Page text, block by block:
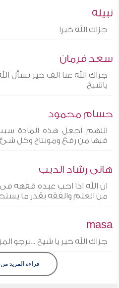
نبيله
جزاك الله خيرا
سعد فرمان
جزاك الله عنا الف خير نسأل
ياشيخ
حسام محمود
اللهم اجعل هذه المادة
فيها من رفع ومونتاج وكل شئ
هانى رشاد الديب
ان الله اذا احب عبده فقهه فى
من العلم والفقه بقدر ما
masa
جزاك الله خير يا شيخ ..نرجو
قراءة المزيد من